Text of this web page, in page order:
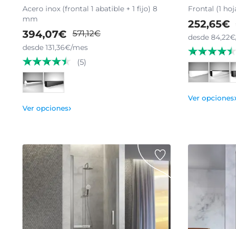
Acero inox (frontal 1 abatible + 1 fijo) 8
mm
394,07€ 571,12€
desde 131,36€/mes
(5)
Ver opciones›
Frontal (1
252,65€
desde
Ver opciones›